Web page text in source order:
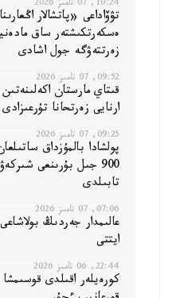
10:24, 07 تامىز 2026
تۋۆاداعى «پاتشالار
ەسكەرتكىشتەر ساق
زەرتتەۋگە جول اشادى
09:52, 07 تامىز 2026
قىتاي مارستان
ارنايى زەرتحانا تۇرعىزادى
09:25, 07 تامىز 2026
پولشادا بالمۇزداق
900 جىل بۇرىنعى
تابىلدى
07:06, 07 تامىز 2026
عالىمدار جەردىڭ
ايتتى
22:44, 06 تامىز 2026
كورەيلەر اقىلدى قوسىمشا